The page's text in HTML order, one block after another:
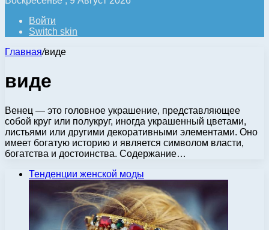
Войти
Switch skin
Главная/виде
виде
Венец — это головное украшение, представляющее
собой круг или полукруг, иногда украшенный цветами,
листьями или другими декоративными элементами. Оно
имеет богатую историю и является символом власти,
богатства и достоинства. Содержание…
Тенденции женской моды